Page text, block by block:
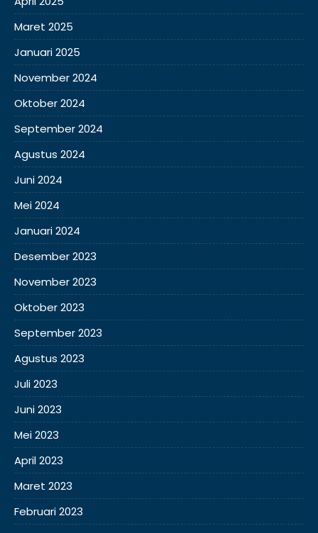
Maret 2025
Januari 2025
November 2024
Oktober 2024
September 2024
Agustus 2024
Juni 2024
Mei 2024
Januari 2024
Desember 2023
November 2023
Oktober 2023
September 2023
Agustus 2023
Juli 2023
Juni 2023
Mei 2023
April 2023
Maret 2023
Februari 2023